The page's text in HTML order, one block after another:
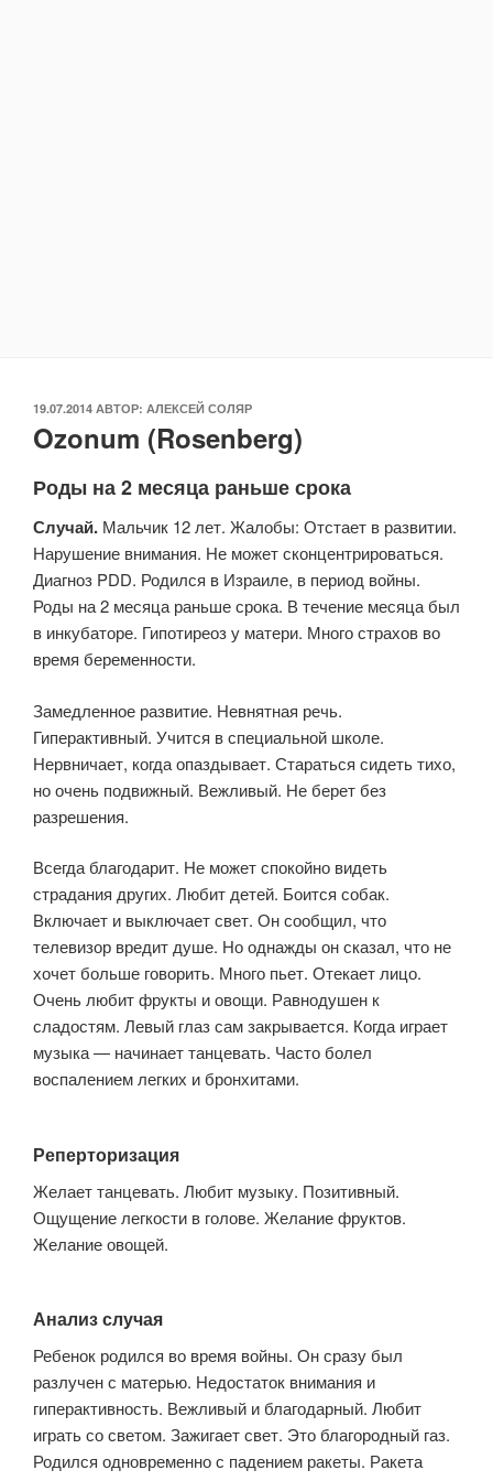
ОПУБЛИКОВАНО
19.07.2014 АВТОР: АЛЕКСЕЙ СОЛЯР
Ozonum (Rosenberg)
Роды на 2 месяца раньше срока
Случай. Мальчик 12 лет. Жалобы: Отстает в развитии.
Нарушение внимания. Не может сконцентрироваться.
Диагноз PDD. Родился в Израиле, в период войны.
Роды на 2 месяца раньше срока. В течение месяца был
в инкубаторе. Гипотиреоз у матери. Много страхов во
время беременности.
Замедленное развитие. Невнятная речь.
Гиперактивный. Учится в специальной школе.
Нервничает, когда опаздывает. Стараться сидеть тихо,
но очень подвижный. Вежливый. Не берет без
разрешения.
Всегда благодарит. Не может спокойно видеть
страдания других. Любит детей. Боится собак.
Включает и выключает свет. Он сообщил, что
телевизор вредит душе. Но однажды он сказал, что не
хочет больше говорить. Много пьет. Отекает лицо.
Очень любит фрукты и овощи. Равнодушен к
сладостям. Левый глаз сам закрывается. Когда играет
музыка — начинает танцевать. Часто болел
воспалением легких и бронхитами.
Реперторизация
Желает танцевать. Любит музыку. Позитивный.
Ощущение легкости в голове. Желание фруктов.
Желание овощей.
Анализ случая
Ребенок родился во время войны. Он сразу был
разлучен с матерью. Недостаток внимания и
гиперактивность. Вежливый и благодарный. Любит
играть со светом. Зажигает свет. Это благородный газ.
Родился одновременно с падением ракеты. Ракета